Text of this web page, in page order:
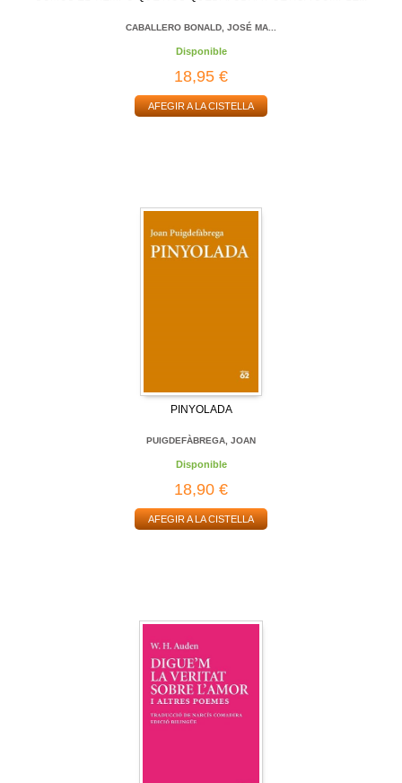
CABALLERO BONALD, JOSÉ MA...
Disponible
18,95 €
AFEGIR A LA CISTELLA
PINYOLADA
PUIGDEFÀBREGA, JOAN
Disponible
18,90 €
AFEGIR A LA CISTELLA